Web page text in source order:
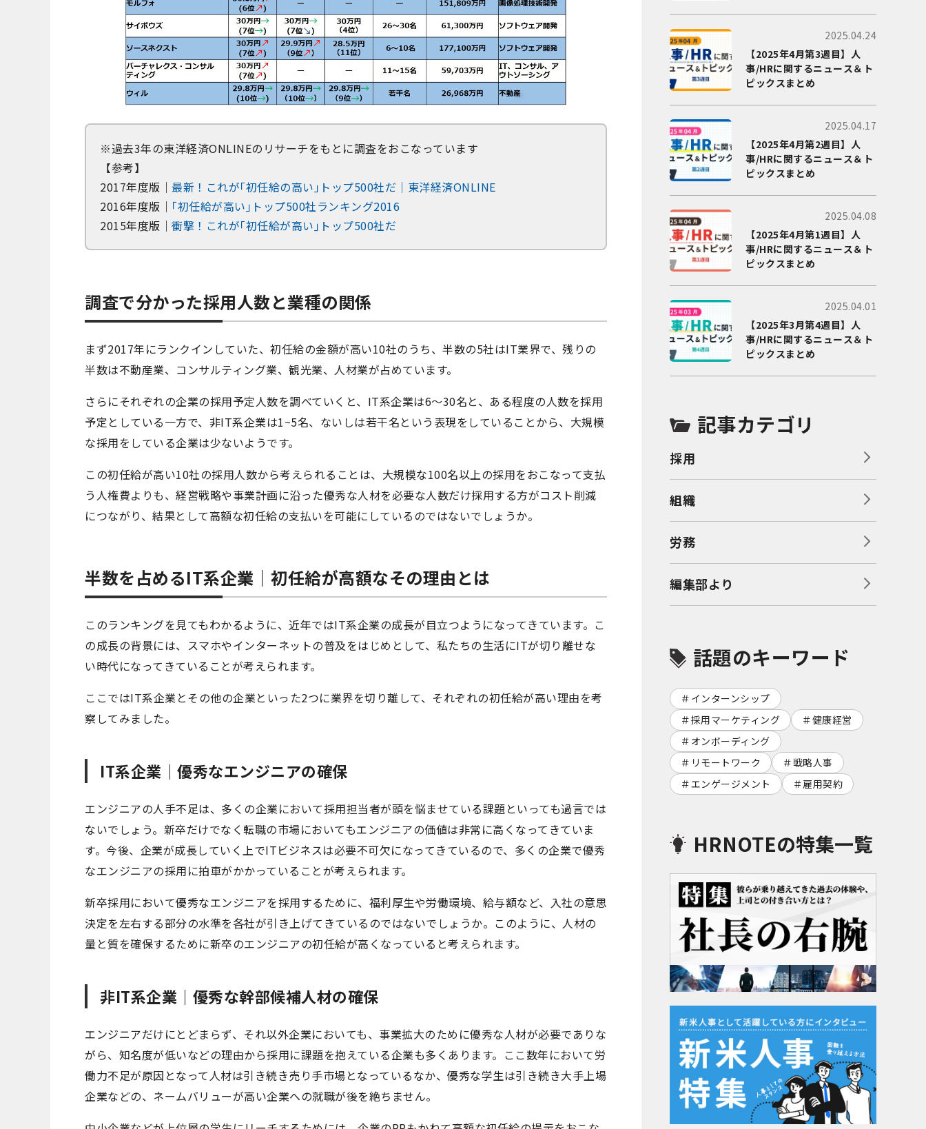
※過去3年の東洋経済ONLINEのリサーチをもとに調査をおこなっています
【参考】
2017年度版｜ 最新！これが｢初任給の高い｣トップ500社だ｜東洋経済ONLINE
2016年度版｜ ｢初任給が高い｣トップ500社ランキング2016
2015年度版｜ 衝撃！これが｢初任給が高い｣トップ500社だ
調査で分かった採用人数と業種の関係
まず2017年にランクインしていた、初任給の金額が高い10社のうち、半数の5社はIT業界で、残りの
半数は不動産業、コンサルティング業、観光業、人材業が占めています。
さらにそれぞれの企業の採用予定人数を調べていくと、IT系企業は6～30名と、ある程度の人数を採用
予定としている一方で、非IT系企業は1~5名、ないしは若干名という表現をしていることから、大規模
な採用をしている企業は少ないようです。
この初任給が高い10社の採用人数から考えられることは、大規模な100名以上の採用をおこなって支払
う人権費よりも、経営戦略や事業計画に沿った優秀な人材を必要な人数だけ採用する方がコスト削減
につながり、結果として高額な初任給の支払いを可能にしているのではないでしょうか。
半数を占めるIT系企業｜初任給が高額なその理由とは
このランキングを見てもわかるように、近年ではIT系企業の成長が目立つようになってきています。こ
の成長の背景には、スマホやインターネットの普及をはじめとして、私たちの生活にITが切り離せな
い時代になってきていることが考えられます。
ここではIT系企業とその他の企業といった2つに業界を切り離して、それぞれの初任給が高い理由を考
察してみました。
IT系企業｜優秀なエンジニアの確保
エンジニアの人手不足は、多くの企業において採用担当者が頭を悩ませている課題といっても過言では
ないでしょう。新卒だけでなく転職の市場においてもエンジニアの価値は非常に高くなってきていま
す。今後、企業が成長していく上でITビジネスは必要不可欠になってきているので、多くの企業で優秀
なエンジニアの採用に拍車がかかっていることが考えられます。
新卒採用において優秀なエンジニアを採用するために、福利厚生や労働環境、給与額など、入社の意思
決定を左右する部分の水準を各社が引き上げてきているのではないでしょうか。このように、人材の
量と質を確保するために新卒のエンジニアの初任給が高くなっていると考えられます。
非IT系企業｜優秀な幹部候補人材の確保
エンジニアだけにとどまらず、それ以外企業においても、事業拡大のために優秀な人材が必要でありな
がら、知名度が低いなどの理由から採用に課題を抱えている企業も多くあります。ここ数年において労
働力不足が原因となって人材は引き続き売り手市場となっているなか、優秀な学生は引き続き大手上場
企業などの、ネームバリューが高い企業への就職が後を絶ちません。
2025.04.24
【2025年4月第3週目】人
事/HRに関するニュース＆ト
ピックスまとめ
2025.04.17
【2025年4月第2週目】人
事/HRに関するニュース＆ト
ピックスまとめ
2025.04.08
【2025年4月第1週目】人
事/HRに関するニュース＆ト
ピックスまとめ
2025.04.01
【2025年3月第4週目】人
事/HRに関するニュース＆ト
ピックスまとめ
記事カテゴリ
採用
組織
労務
編集部より
話題のキーワード
インターンシップ
採用マーケティング
健康経営
オンボーディング
リモートワーク
戦略人事
エンゲージメント
雇用契約
HRNOTEの特集一覧